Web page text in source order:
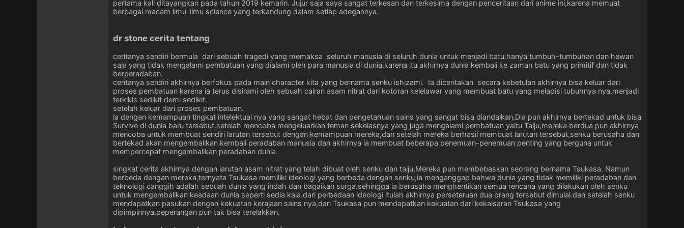
pertama kali ditayangkan pada tahun 2019 kemarin. Jujur saja saya sangat terkesan dan terkesima dengan penceritaan dari anime ini,karena memuat
berbagai macam ilmu-ilmu science yang terkandung dalam setiap adegannya.
dr stone cerita tentang
ceritanya sendiri bermula dari sebuah tragedi yang memaksa seluruh manusia di seluruh dunia untuk menjadi batu.hanya tumbuh-tumbuhan dan hewan
saja yang tidak mengalami pembatuan yang dialami oleh para manusia di dunia.karena itu akhirnya dunia kembali ke zaman batu yang primitif dan tidak
berperadaban.
ceritanya sendiri akhirnya berfokus pada main character kita yang bernama senku ishizami. Ia diceritakan secara kebetulan akhirnya bisa keluar dari
proses pembatuan karena ia terus disirami oleh sebuah cairan asam nitrat dari kotoran kelelawar yang membuat batu yang melapisi tubuhnya nya,menjadi
terkikis sedikit demi sedikit.
setelah keluar dari proses pembatuan.
la dengan kemampuan tingkat intelektual nya yang sangat hebat dan pengetahuan sains yang sangat bisa diandalkan,Dia pun akhirnya bertekad untuk bisa
Survive di dunia baru tersebut.setelah mencoba mengeluarkan teman sekelasnya yang juga mengalami pembatuan yaitu Taiju,mereka berdua pun akhirnya
mencoba untuk membuat sendiri larutan tersebut dengan kemampuan mereka,dan setelah mereka berhasil membuat larutan tersebut,senku berusaha dan
bertekad akan mengembalikan kembali peradaban manusia dan akhirnya ia membuat beberapa penemuan-penemuan penting yang berguna untuk
mempercepat mengembalikan peradaban dunia.
singkat cerita akhirnya dengan larutan asam nitrat yang telah dibuat oleh senku dan taiju,Mereka pun membebaskan seorang bernama Tsukasa. Namun
berbeda dengan mereka,ternyata Tsukasa memiliki ideologi yang berbeda dengan senku,ia menganggap bahwa dunia yang tidak memiliki peradaban dan
teknologi canggih adalah sebuah dunia yang indah dan bagaikan surga.sehingga ia berusaha menghentikan semua rencana yang dilakukan oleh senku
untuk mengembalikan keadaan dunia seperti sedia kala.dari perbedaan ideologi itulah akhirnya perseteruan dua orang tersebut dimulai.dan setelah senku
mendapatkan pasukan dengan kekuatan kerajaan sains nya,dan Tsukasa pun mendapatkan kekuatan dari kekaisaran Tsukasa yang
dipimpinnya.peperangan pun tak bisa terelakkan.